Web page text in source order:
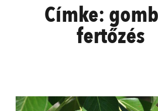
Címke:
fertőzés